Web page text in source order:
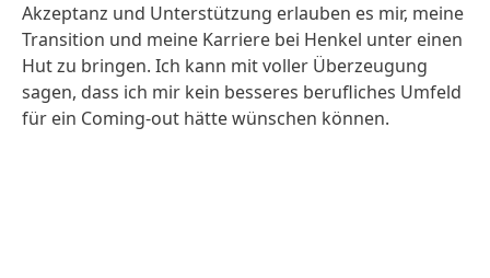
Akzeptanz und Unterstützung erlauben es mir, meine
Transition und meine Karriere bei Henkel unter einen
Hut zu bringen. Ich kann mit voller Überzeugung
sagen, dass ich mir kein besseres berufliches Umfeld
für ein Coming-out hätte wünschen können.